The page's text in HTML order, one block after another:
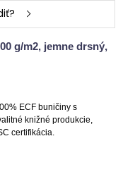
g/m2, jemne drsný,
ECF buničiny s
knižné produkcie,
certifikácia.